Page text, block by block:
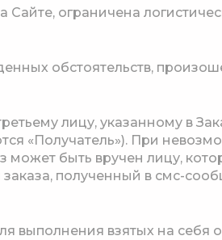
Сайте, ограничена
обстоятельств,
лицу, указанному в
«Получатель»). При
может быть вручен лицу,
полученный в смс-
выполнения взятых на себя